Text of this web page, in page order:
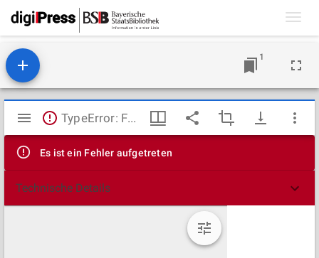
1
Mirador
Viewer
TypeError: Failed to fetch
Es ist ein Fehler aufgetreten
Technische Details